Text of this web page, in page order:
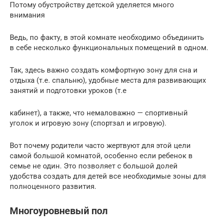
Потому обустройству детской уделяется много
внимания
Ведь, по факту, в этой комнате необходимо объединить
в себе несколько функциональных помещений в одном.
Так, здесь важно создать комфортную зону для сна и
отдыха (т.е. спальню), удобные места для развивающих
занятий и подготовки уроков (т.е
кабинет), а также, что немаловажно — спортивный
уголок и игровую зону (спортзал и игровую).
Вот почему родители часто жертвуют для этой цели
самой большой комнатой, особенно если ребенок в
семье не один. Это позволяет с большой долей
удобства создать для детей все необходимые зоны для
полноценного развития.
Многоуровневый пол